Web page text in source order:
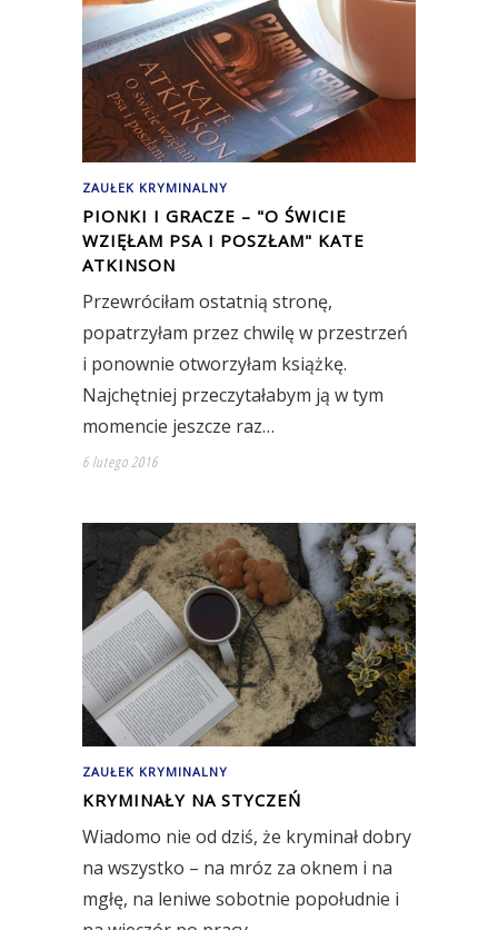
ZAUŁEK KRYMINALNY
PIONKI I GRACZE – "O ŚWICIE
WZIĘŁAM PSA I POSZŁAM" KATE
ATKINSON
Przewróciłam ostatnią stronę,
popatrzyłam przez chwilę w przestrzeń
i ponownie otworzyłam książkę.
Najchętniej przeczytałabym ją w tym
momencie jeszcze raz…
6 lutego 2016
ZAUŁEK KRYMINALNY
KRYMINAŁY NA STYCZEŃ
Wiadomo nie od dziś, że kryminał dobry
na wszystko – na mróz za oknem i na
mgłę, na leniwe sobotnie popołudnie i